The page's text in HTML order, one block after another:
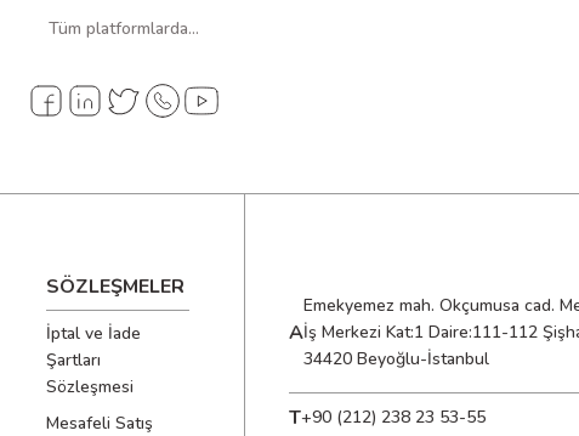
Tüm platformlarda...
SÖZLEŞMELER
İptal ve İade
Şartları
Sözleşmesi
Mesafeli Satış
A
Emekyemez mah. Okçumusa cad.
İş Merkezi Kat:1 Daire:111-112
34420 Beyoğlu-İstanbul
T+90 (212) 238 23 53-55